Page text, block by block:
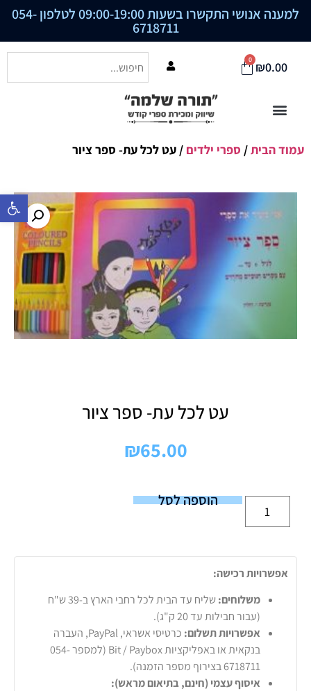
פתח סרגל
למענה אנושי התקשרו בשעות 09:00-19:00 לטלפון 054-
6718711
₪0.00
0
עמוד הבית/ ספרי ילדים / עט לכל עת- ספר ציור
עט לכל עת- ספר ציור
₪65.00
הוספה לסל
אפשרויות רכישה:
משלוחים:
שליח עד הבית לכל רחבי הארץ ב-39 ש"ח
(עבור חבילות עד 20 ק"ג).
אפשרויות תשלום:
כרטיסי אשראי, PayPal, העברה
בנקאית או באפליקציות Bit / Paybox (למספר 054-
6718711 בצירוף מספר הזמנה).
איסוף עצמי (חינם, בתיאום מראש):